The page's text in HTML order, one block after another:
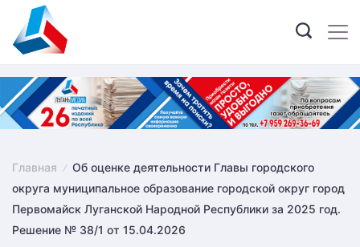
content
Главная
Об оценке деятельности Главы городского
округа муниципальное образование городской округ город
Первомайск Луганской Народной Республики за 2025 год.
Решение № 38/1 от 15.04.2026